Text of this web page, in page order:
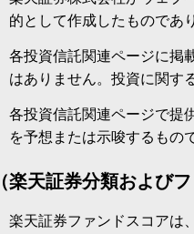
的として作成したものであ
各投資信託関連ページに掲
はありません。投資に関す
各投資信託関連ページで提
を予想または示唆するもの
（楽天証券分類および
楽天証券ファンドスコアは